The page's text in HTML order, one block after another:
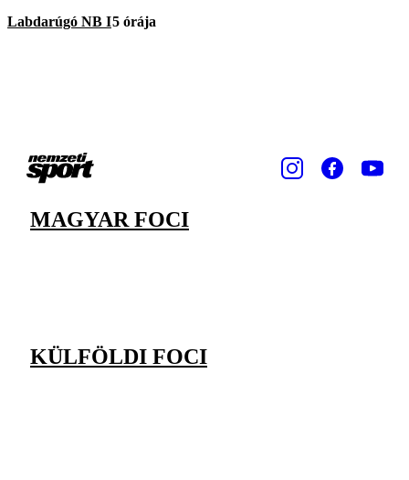
Labdarúgó NB I5 órája
MAGYAR FOCI
KÜLFÖLDI FOCI